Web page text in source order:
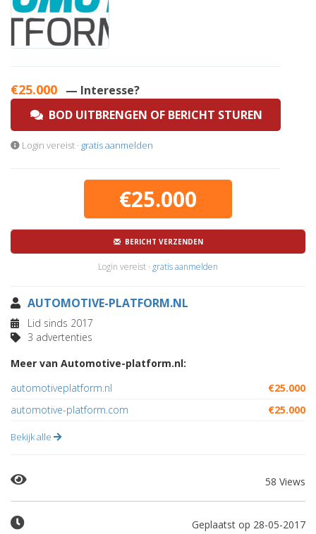
€25.000 — Interesse?
BOD UITBRENGEN OF BERICHT STUREN
Login vereist · gratis aanmelden
€25.000
BERICHT VERZENDEN
Login vereist · gratis aanmelden
AUTOMOTIVE-PLATFORM.NL
Lid sinds 2017
3 advertenties
Meer van Automotive-platform.nl:
automotiveplatform.nl
€25.000
automotive-platform.com
€25.000
Bekijk alle
58 Views
Geplaatst op 28-05-2017